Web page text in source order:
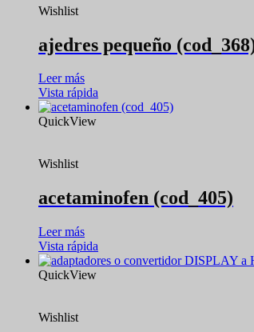
Wishlist
ajedres pequeño
Leer más
Vista rápida
QuickView
Wishlist
acetaminofen (cod_405)
Leer más
Vista rápida
QuickView
Wishlist